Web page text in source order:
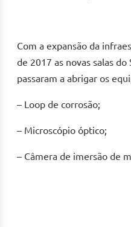
Com a expansão da
de 2017 as novas salas
passaram a abrigar os
– Loop de corrosão;
– Microscópio óptico;
– Câmera de imersão de